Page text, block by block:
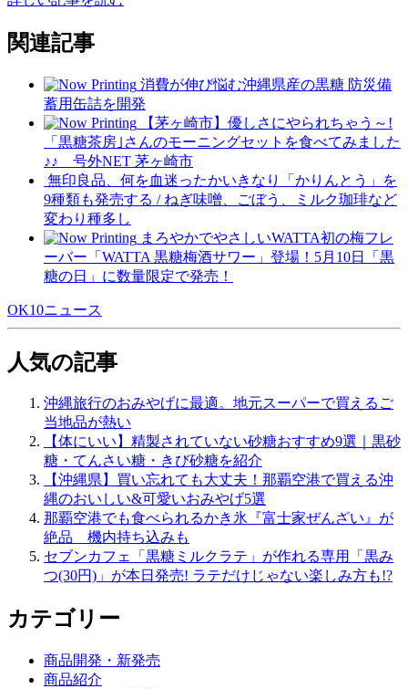
関連記事
消費が伸び悩む沖縄県産の黒糖 防災備
蓄用缶詰を開発
【茅ヶ崎市】優しさにやられちゃう～!
「黒糖茶房｣さんのモーニングセットを食べてみました
♪♪ _ 号外NET 茅ヶ崎市
無印良品、何を血迷ったかいきなり「かりんとう」を
9種類も発売する / ねぎ味噌、ごぼう、ミルク珈琲など
変わり種多し
まろやかでやさしいWATTA初の梅フレ
ーバー「WATTA 黒糖梅酒サワー」登場！5月10日「黒
糖の日」に数量限定で発売！
OK10ニュース
人気の記事
沖縄旅行のおみやげに最適。地元スーパーで買えるご
当地品が熱い
【体にいい】精製されていない砂糖おすすめ9選｜黒砂
糖・てんさい糖・きび砂糖を紹介
【沖縄県】買い忘れても大丈夫！那覇空港で買える沖
縄のおいしい&可愛いおみやげ5選
那覇空港でも食べられるかき氷『富士家ぜんざい』が
絶品 機内持ち込みも
セブンカフェ「黒糖ミルクラテ」が作れる専用「黒み
つ(30円)」が本日発売! ラテだけじゃない楽しみ方も!?
カテゴリー
商品開発・新発売
商品紹介